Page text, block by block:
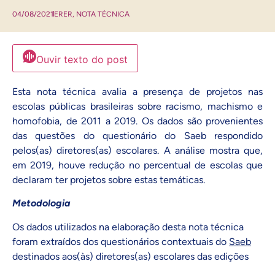
04/08/2021 ERER, NOTA TÉCNICA
Ouvir texto do post
Esta nota técnica avalia a presença de projetos nas
escolas públicas brasileiras sobre racismo, machismo e
homofobia, de 2011 a 2019. Os dados são provenientes
das questões do questionário do Saeb respondido
pelos(as) diretores(as) escolares. A análise mostra que,
em 2019, houve redução no percentual de escolas que
declaram ter projetos sobre estas temáticas.
Metodologia
Os dados utilizados na elaboração desta nota técnica
foram extraídos dos questionários contextuais do Saeb
destinados aos(às) diretores(as) escolares das edições